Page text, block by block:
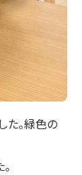
た。緑色の